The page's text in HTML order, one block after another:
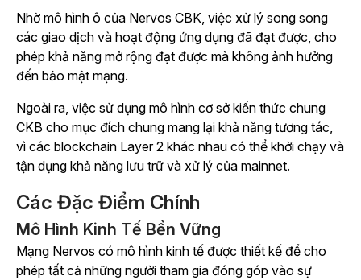
Nhờ mô hình ô của Nervos CBK, việc xử lý song song
các giao dịch và hoạt động ứng dụng đã đạt được, cho
phép khả năng mở rộng đạt được mà không ảnh hưởng
đến bảo mật mạng.
Ngoài ra, việc sử dụng mô hình cơ sở kiến thức chung
CKB cho mục đích chung mang lại khả năng tương tác,
vì các blockchain Layer 2 khác nhau có thể khởi chạy và
tận dụng khả năng lưu trữ và xử lý của mainnet.
Các Đặc Điểm Chính
Mô Hình Kinh Tế Bền Vững
Mạng Nervos có mô hình kinh tế được thiết kế để cho
phép tất cả những người tham gia đóng góp vào sự